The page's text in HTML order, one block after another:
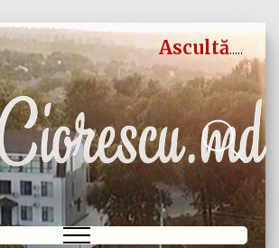
Ascultă